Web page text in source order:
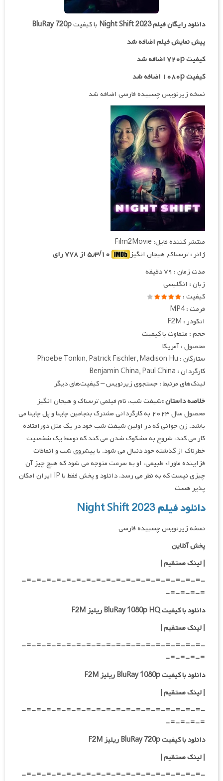
دانلود رایگان فیلمNight Shift 2023 با کیفیتBluRay 720p
پیش نمایش فیلم اضافه شد
کیفیت ۷۲۰p
اضافه شد
کیفیت ۱۰۸۰p اضافه شد
نسخه زیرنویس چسبیده فارسی اضافه شد
منتشر کننده فایل: Film2Movie
ژانر : ترسناک, هیجان انگیز
مدت زمان : ۷۹ دقیقه
زبان : انگلیسی
کیفیت :
فرمت : MP4
انکودر : F2M
حجم : متفاوت با کیفیت
محصول : آمریکا
ستارگان : Phoebe Tonkin, Patrick Fischler, Madison Hu
کارگردان : Benjamin China, Paul China
لینک‌های مرتبط : جستجوی زیرنویس – کیفیت‌های دیگر
خلاصه داستان :شیفت شب، نام فیلمی ترسناک و هیجان انگیز
محصول سال ۲۰۲۳ به کارگردانی مشترک بنجامین چاینا و پل چاینا می
باشد. زن جوانی که در اولین شیفت شب خود در یک متل دورافتاده
کار می کند، شروع به مشکوک شدن می کند که توسط یک شخصیت
خطرناک از گذشته خود دنبال می شود. با پیشروی شب و اتفاقات
فزاینده ماوراء طبیعی، او به سرعت متوجه می شود که هیچ چیز آن
چیزی نیست که به نظر می رسد. دانلود و پخش فقط با IP ایران امکان
پذیر هست
دانلود فیلم Night Shift 2023
نسخه زیرنویس چسبیده فارسی
پخش آنلاین
| لینک مستقیم|
-=-=-=-=-=-=-=-=-=-=-=-=-=-=-=-=-=-=-
=-=-=-=-
دانلود با کیفیت BluRay 1080p HQ ریلیز F2M
|لینک مستقیم|
-=-=-=-=-=-=-=-=-=-=-=-=-=-=-=-=-=-=-
=-=-=-=-
دانلود با کیفیت BluRay 1080p ریلیز F2M
|لینک مستقیم|
-=-=-=-=-=-=-=-=-=-=-=-=-=-=-=-=-=-=-
=-=-=-=-
دانلود با کیفیت BluRay 720p ریلیز F2M
| لینک مستقیم|
-=-=-=-=-=-=-=-=-=-=-=-=-=-=-=-=-=-=-